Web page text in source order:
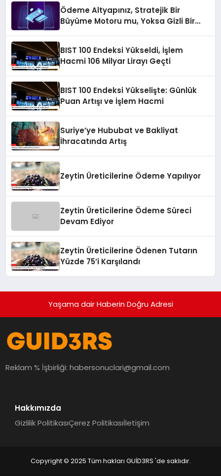
Ödeme Altyapınız, Stratejik Bir
Büyüme Motoru mu, Yoksa Gizli Bir
BIST 100 Endeksi Yükseldi, İşlem
Hacmi 106 Milyar Lirayı Geçti
BIST 100 Endeksi Yükselişte: Günlük
Puan Artışı ve İşlem Hacmi
Suriye’ye Hububat ve Bakliyat
İhracatında Artış
Zeytin Üreticilerine Ödeme Yapılıyor
Zeytin Üreticilerine Ödeme Süreci
Devam Ediyor
Zeytin Üreticilerine Ödenen Tutarın
Yüzde 75’i Karşılandı
Yaşama dair Haberin Doğru Adresi
Reklam % İşbirliği:habersonuclari@gmail.com
Hakkımızda
Gizlilik PolitikasıÇerez Politikasıİletişim
Copyright © 2025 Tüm hakları GUİD3RS 'de saklıdır.